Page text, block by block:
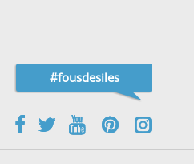
#fousdesiles